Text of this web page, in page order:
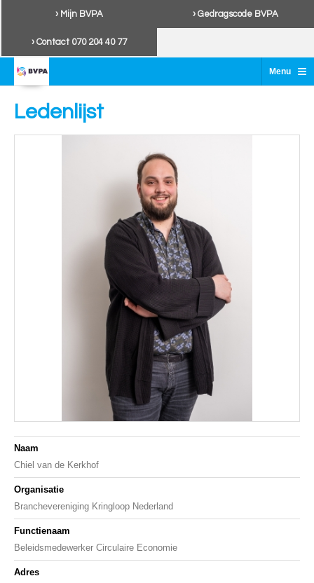
› Mijn BVPA › Gedragscode BVPA
› Contact 070 204 40 77
Menu ≡
Ledenlijst
Naam
Chiel van de Kerkhof
Organisatie
Branchevereniging Kringloop Nederland
Functienaam
Beleidsmedewerker Circulaire Economie
Adres